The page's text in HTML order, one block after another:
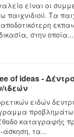
είναι οι
παιχνιδιού. Τα
στην οποία...
of ideas - Δέντρο
ειδών
καταγραφής
άσκηση, τα...